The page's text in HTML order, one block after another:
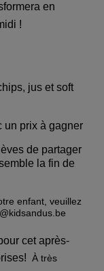
en
!
jus et soft
un prix à gagner
de partager
la fin de
enfant, veuillez
cet après-
À très